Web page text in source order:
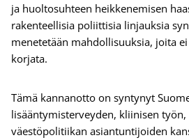
ja huoltosuhteen heikkenemisen
rakenteellisia poliittisia linjauksia
menetetään mahdollisuuksia, joita
korjata.
Tämä kannanotto on syntynyt
lisääntymisterveyden, kliinisen
väestöpolitiikan asiantuntijoiden